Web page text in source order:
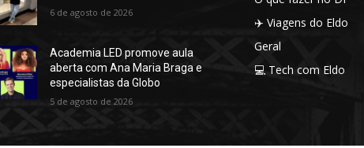
6 de agosto de 2026
Academia LED promove aula
aberta com Ana Maria Braga e
especialistas da Globo
5 de agosto de 2026
✈️ Viagens do Eldo
Geral
💻 Tech com Eldo